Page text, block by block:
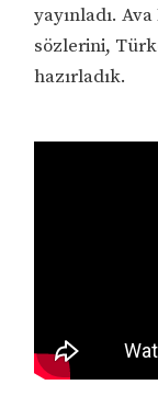
yayınladı.
sözlerini,
hazırladık.